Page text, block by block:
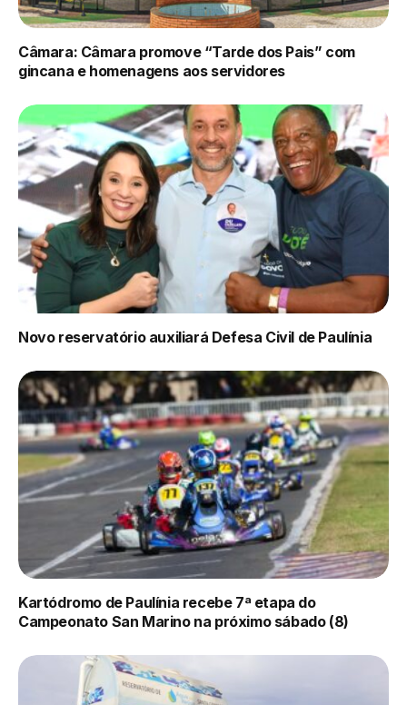
Câmara: Câmara promove “Tarde dos Pais” com
gincana e homenagens aos servidores
Novo reservatório auxiliará Defesa Civil de Paulínia
Kartódromo de Paulínia recebe 7ª etapa do
Campeonato San Marino na próximo sábado (8)